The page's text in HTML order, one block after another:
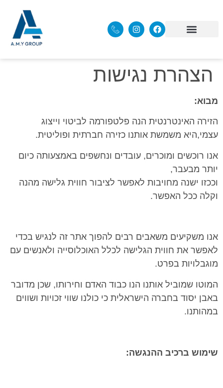
הצהרת נגישות
מבוא:
הזירה האינטרנטית הנה פלטפורמה לביטוי וייצוג
עצמי,היא משמשת אותנו כזירה חברתית ופוליטית.
אנו רוכשים ומוכרים, עובדים ונחשפים באמצעותה כיום
יותר מבעבר,
וככזו ישנה מחויבות לאפשר לציבור חווית גלישה מהנה
וקלה ככל האפשר.
אנו משקיעים משאבים רבים להפוך אתר זה לנגיש בכדי
לאפשר את חווית הגלישה לכלל האוכלוסייה ולאנשים עם
מוגבלויות בפרט.
המוטו שמוביל אותנו הנו כבוד האדם וחירותו, שכן מדובר
באבן יסוד בחברה הישראלית כי כולנו שווי זכויות ושווים
במהותנו.
שימוש ברכיב ההנגשה: